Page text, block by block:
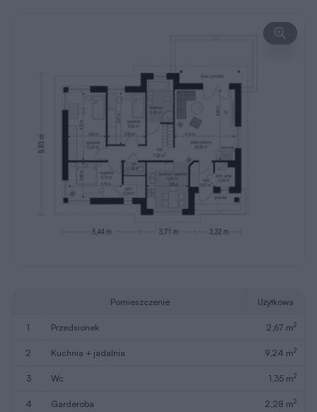
Pomieszczenie Użytkowa
1 przedsionek 2,67 m2
2 kuchnia + jadalnia 9,24 m2
3 wc 1,35 m2
4 garderoba 2,28 m2